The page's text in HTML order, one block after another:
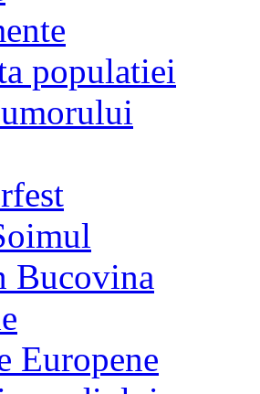
populatiei
Bucovina
Europene